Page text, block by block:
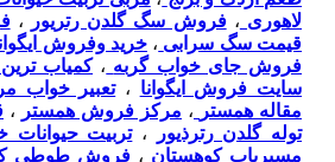
لاهوری ،فروش سگ گلدن رتریور ،
قیمت سگ سرابی ،خرید وفروش
فروش جای خواب گربه ،کمیاب
سایت فروش ایگوانا ،تعبیر خواب
مقاله همستر
، مرکز فروش همستر ،
توله گلدن رترذیور
،تربیت حیوانات
مسیریاب کوهستان ، فروش طوطی